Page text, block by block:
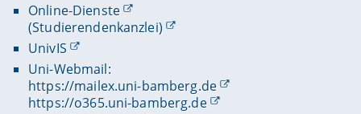
Online-Dienste
(Studierendenkanzlei)
UnivIS
Uni-Webmail:
https://mailex.uni-bamberg.de
https://o365.uni-bamberg.de